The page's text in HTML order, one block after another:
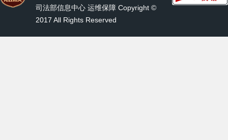
司法部信息中心 运维保障 Copyright ©
2017 All Rights Reserved